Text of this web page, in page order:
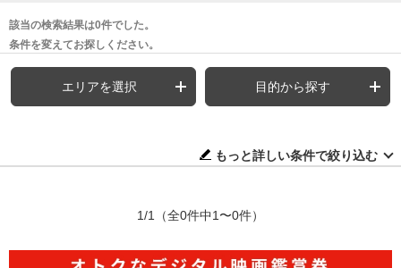
該当の検索結果は0件でした。
条件を変えてお探しください。
エリアを選択 目的から探す
もっと詳しい条件で絞り込む
1/1 （全0件中1〜0件）